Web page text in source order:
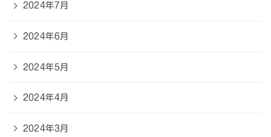
2024年7月
2024年6月
2024年5月
2024年4月
2024年3月